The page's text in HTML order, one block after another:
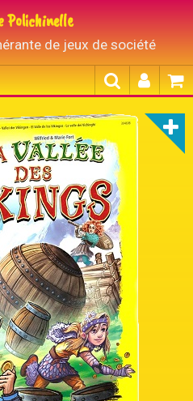
Polichinelle
de jeux de société